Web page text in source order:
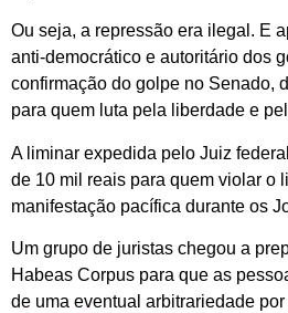
Ou seja, a repressão era ilegal. E
anti-democrático e autoritário dos
confirmação do golpe no Senado,
para quem luta pela liberdade e
A liminar expedida pelo Juiz
de 10 mil reais para quem violar o
manifestação pacífica durante os
Um grupo de juristas chegou a
Habeas Corpus para que as
de uma eventual arbitrariedade